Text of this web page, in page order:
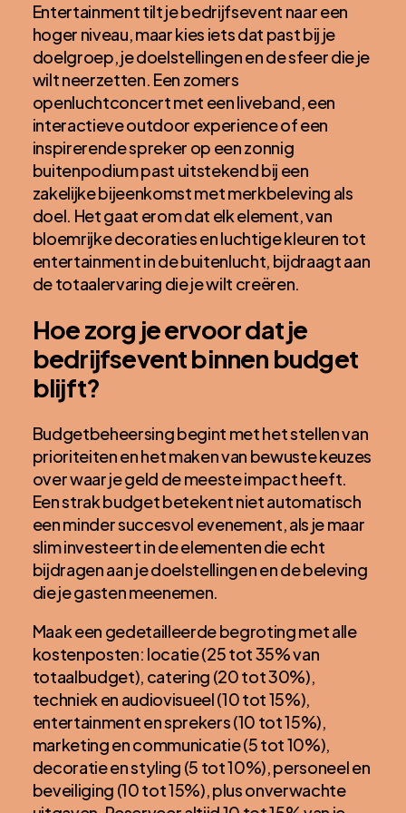
Entertainment tilt je bedrijfsevent naar een
hoger niveau, maar kies iets dat past bij je
doelgroep, je doelstellingen en de sfeer die je
wilt neerzetten. Een zomers
openluchtconcert met een liveband, een
interactieve outdoor experience of een
inspirerende spreker op een zonnig
buitenpodium past uitstekend bij een
zakelijke bijeenkomst met merkbeleving als
doel. Het gaat erom dat elk element, van
bloemrijke decoraties en luchtige kleuren tot
entertainment in de buitenlucht, bijdraagt aan
de totaalervaring die je wilt creëren.
Hoe zorg je ervoor dat je
bedrijfsevent binnen budget
blijft?
Budgetbeheersing begint met het stellen van
prioriteiten en het maken van bewuste keuzes
over waar je geld de meeste impact heeft.
Een strak budget betekent niet automatisch
een minder succesvol evenement, als je maar
slim investeert in de elementen die echt
bijdragen aan je doelstellingen en de beleving
die je gasten meenemen.
Maak een gedetailleerde begroting met alle
kostenposten: locatie (25 tot 35% van
totaalbudget), catering (20 tot 30%),
techniek en audiovisueel (10 tot 15%),
entertainment en sprekers (10 tot 15%),
marketing en communicatie (5 tot 10%),
decoratie en styling (5 tot 10%), personeel en
beveiliging (10 tot 15%), plus onverwachte